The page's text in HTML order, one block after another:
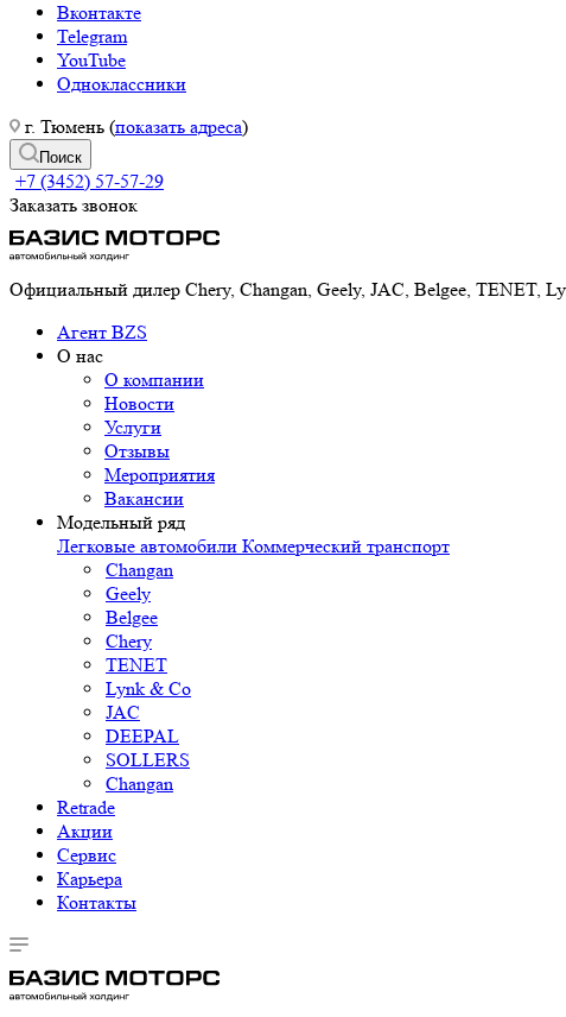
Вконтакте
Telegram
YouTube
Одноклассники
г. Тюмень (показать адреса)
Поиск
+7 (3452) 57-57-29
Заказать звонок
Официальный дилер Chery, Changan, Geely, JAC, Belgee, TENET,
Агент BZS
О нас
О компании
Новости
Услуги
Отзывы
Мероприятия
Вакансии
Модельный ряд
Легковые автомобили Коммерческий транспорт
Changan
Geely
Belgee
Chery
TENET
Lynk & Co
JAC
DEEPAL
SOLLERS
Changan
Retrade
Акции
Сервис
Карьера
Контакты